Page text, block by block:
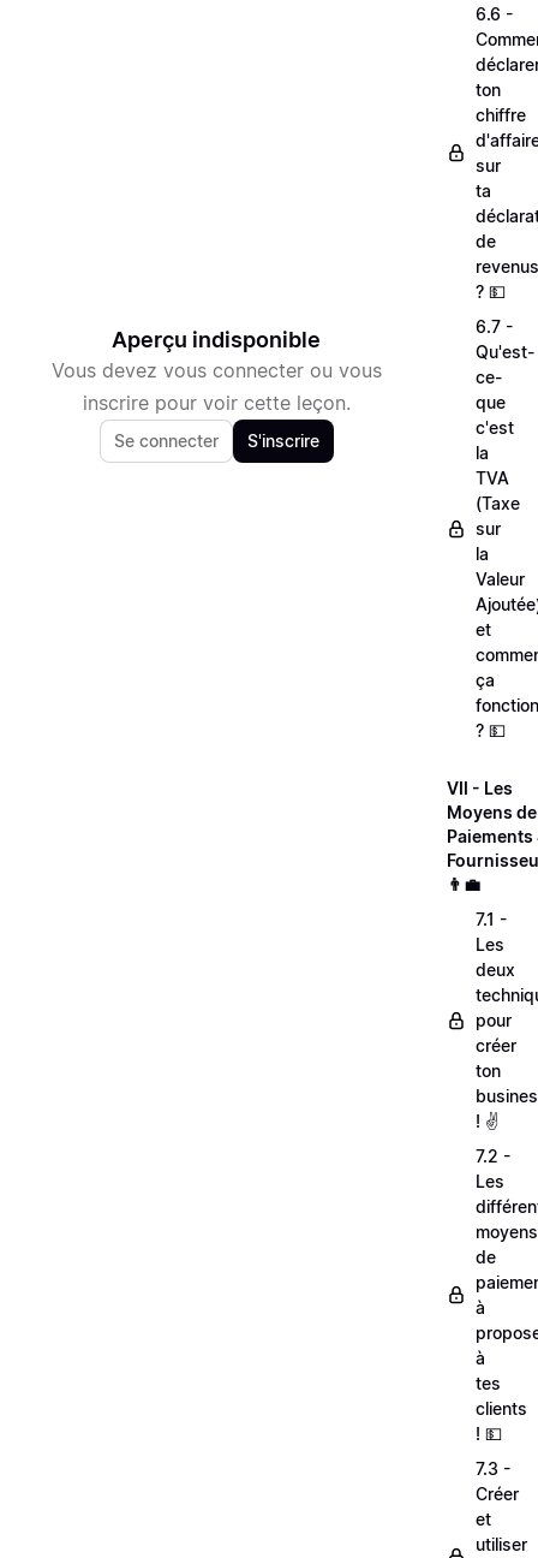
Aperçu indisponible
Vous devez vous connecter ou vous
inscrire pour voir cette leçon.
Se connecter S'inscrire
6.6 -
ton
chiffre
sur
ta
de
revenus
? 💵
6.7 -
Qu'est-
ce-
que
c'est
la
TVA
(Taxe
sur
la
Valeur
et
ça
? 💵
VII - Les
Moyens de
Paiements
👨‍💼
7.1 -
Les
deux
pour
créer
ton
! ✌️
7.2 -
Les
moyens
de
à
à
tes
clients
! 💵
7.3 -
Créer
et
utiliser